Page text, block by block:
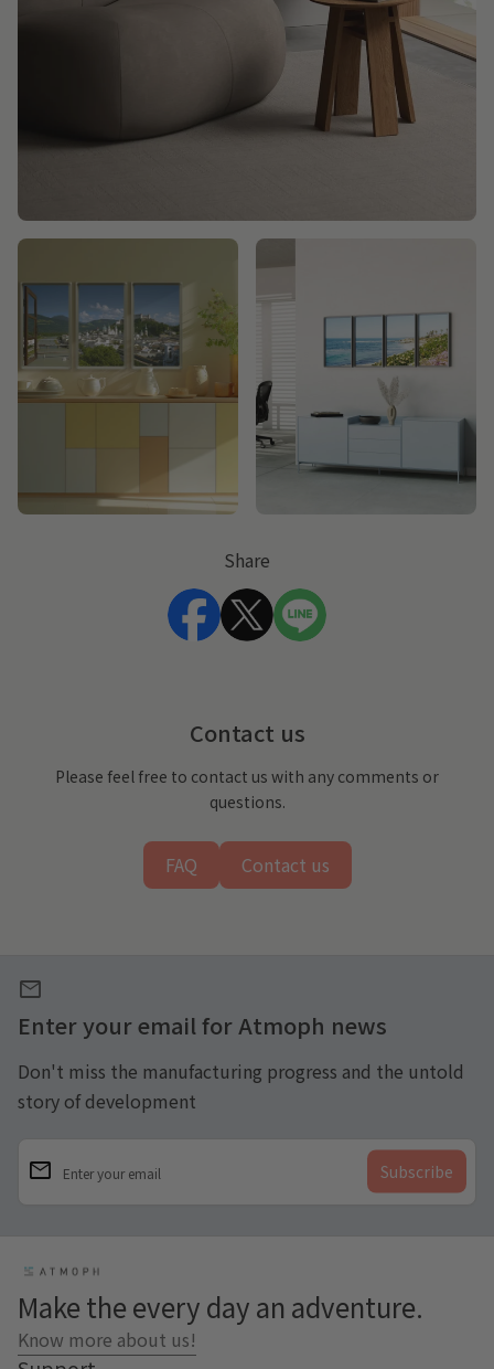
Share
(link opens in new tab/window)
(link opens in new tab/
(link opens in new
Contact us
Please feel free to contact us with any comments or
questions.
FAQ Contact us
mail
Enter your email for Atmoph news
Don't miss the manufacturing progress and the untold
story of development
Enter your email
email
Home
Make the every day an adventure.
Know more about us!